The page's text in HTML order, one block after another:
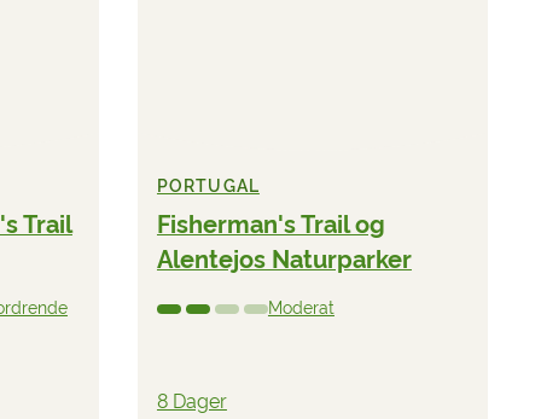
Trail
PORTUGAL
Fisherman's Trail og
Alentejos Naturparker
Moderat
8 Dager